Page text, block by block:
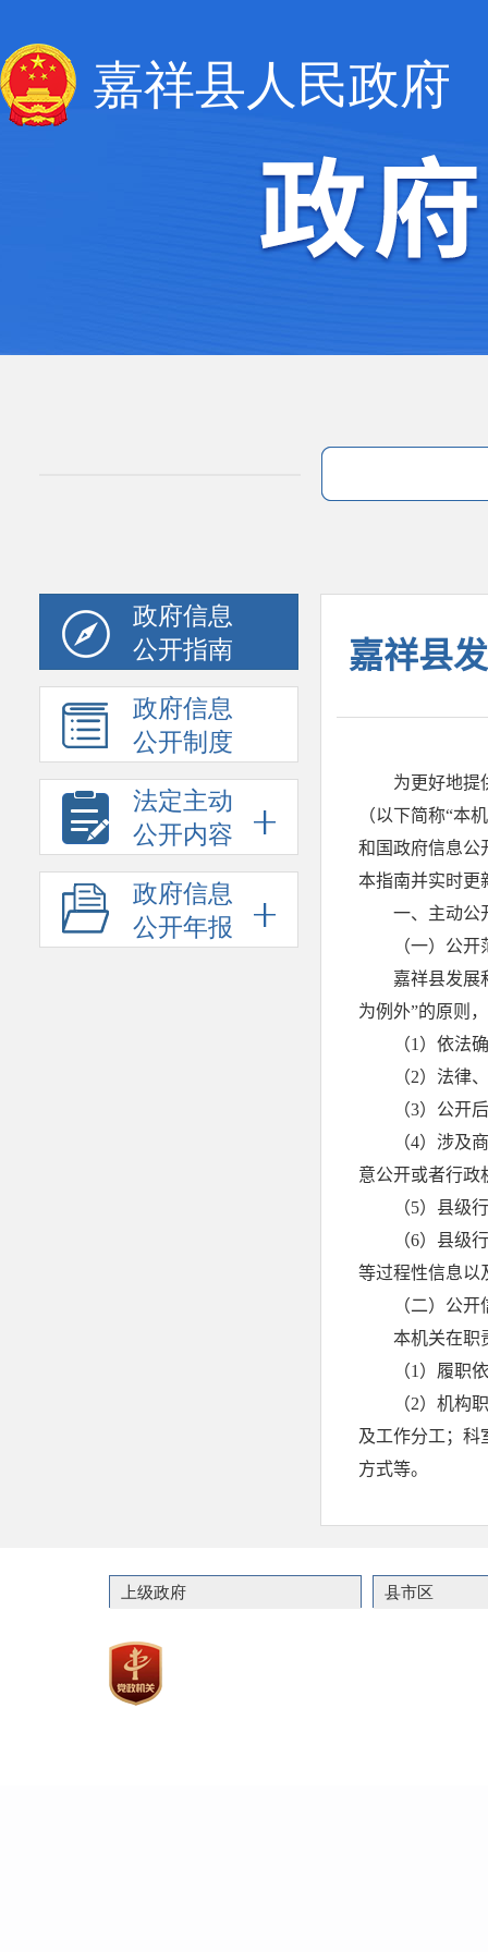
嘉祥县人民政府
政府信息
公开指南
政府信息
公开制度
法定主动
公开内容
政府信息
公开年报
上级政府 县市区